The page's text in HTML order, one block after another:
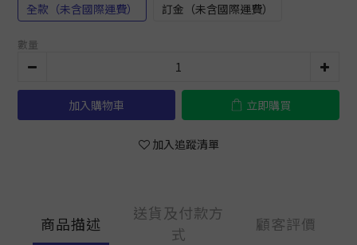
全款（未含國際運費） 訂金（未含國際運費）
數量
加入購物車 立即購買
加入追蹤清單
商品描述
送貨及付款方
式
顧客評價